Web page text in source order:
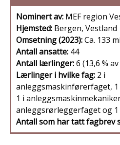
Nominert av: MEF region
Hjemsted: Bergen, Vestland
Omsetning (2023):Ca. 133
Antall ansatte: 44
Antall lærlinger:6 (13,6 %
Lærlinger i hvilke fag: 2 i
anleggsmaskinførerfaget,
1 i
anleggsrørleggerfaget og
Antall som har tatt fagbrev